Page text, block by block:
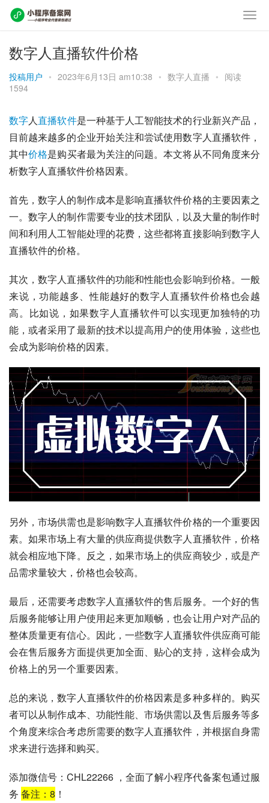
数字人直播软件价格
投稿用户 • 2023年6月13日 am10:38 • 数字人直播 • 阅读
1594
数字人直播软件是一种基于人工智能技术的行业新兴产品，
目前越来越多的企业开始关注和尝试使用数字人直播软件，
其中价格是购买者最为关注的问题。本文将从不同角度来分
析数字人直播软件价格因素。
首先，数字人的制作成本是影响直播软件价格的主要因素之
一。数字人的制作需要专业的技术团队，以及大量的制作时
间和利用人工智能处理的花费，这些都将直接影响到数字人
直播软件的价格。
其次，数字人直播软件的功能和性能也会影响到价格。一般
来说，功能越多、性能越好的数字人直播软件价格也会越
高。比如说，如果数字人直播软件可以实现更加独特的功
能，或者采用了最新的技术以提高用户的使用体验，这些也
会成为影响价格的因素。
另外，市场供需也是影响数字人直播软件价格的一个重要因
素。如果市场上有大量的供应商提供数字人直播软件，价格
就会相应地下降。反之，如果市场上的供应商较少，或是产
品需求量较大，价格也会较高。
最后，还需要考虑数字人直播软件的售后服务。一个好的售
后服务能够让用户使用起来更加顺畅，也会让用户对产品的
整体质量更有信心。因此，一些数字人直播软件供应商可能
会在售后服务方面提供更加全面、贴心的支持，这样会成为
价格上的另一个重要因素。
总的来说，数字人直播软件的价格因素是多种多样的。购买
者可以从制作成本、功能性能、市场供需以及售后服务等多
个角度来综合考虑所需要的数字人直播软件，并根据自身需
求来进行选择和购买。
添加微信号：CHL22266 ，全面了解小程序代备案包通过服
务 备注： 8 ！